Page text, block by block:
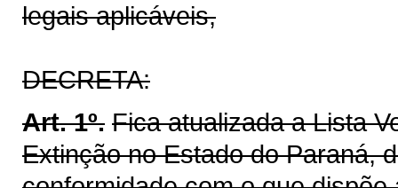
legais aplicáveis,
DECRETA:
Art. 1º. Fica atualizada a Lista
Extinção no Estado do Paraná,